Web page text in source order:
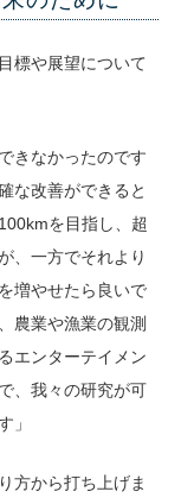
標や展望について
きなかったのです
な改善ができると
を目指し、超
、一方でそれより
増やせたら良いで
農業や漁業の観測
エンターテイメン
、我々の研究が可
」
方から打ち上げま